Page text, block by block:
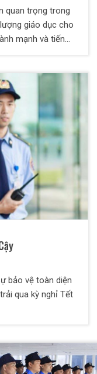
quan trọng trong
giáo dục cho
mạnh và tiến
bảo vệ toàn diện
qua kỳ nghỉ Tết